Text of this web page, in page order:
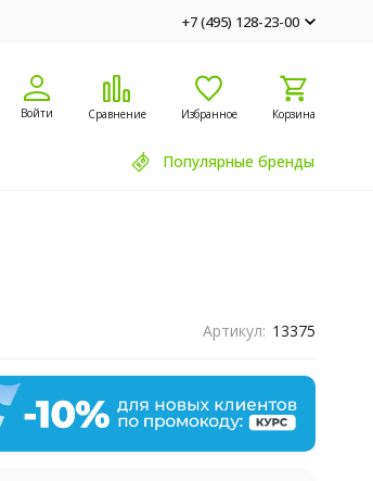
+7 (495) 128-23-00
Войти Сравнение Избранное Корзина
Популярные бренды
Артикул: 13375